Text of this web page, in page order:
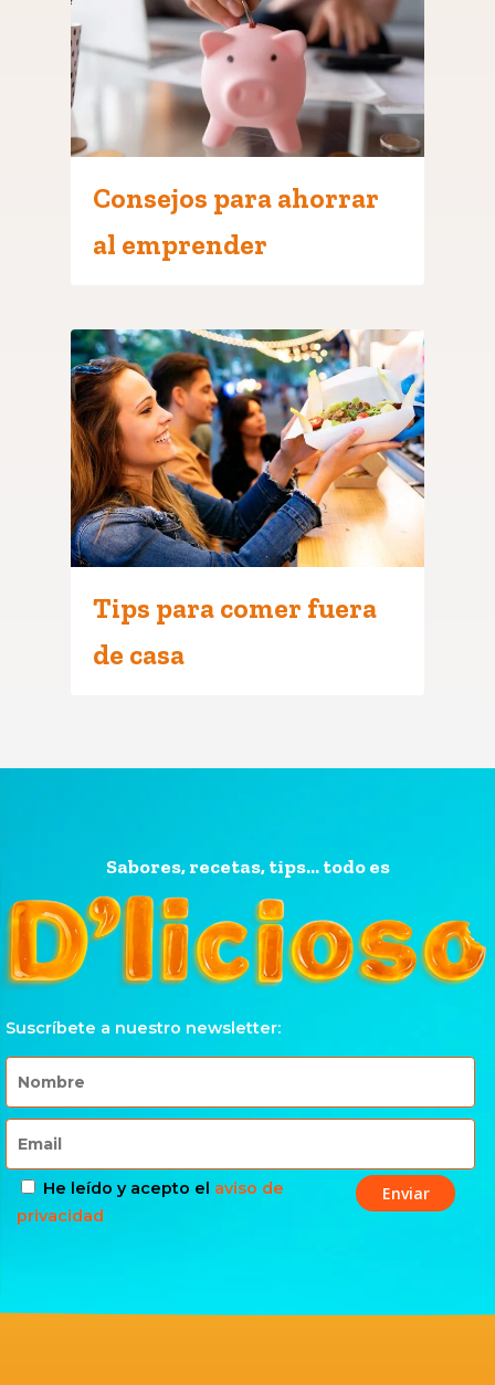
Consejos para ahorrar
al emprender
Tips para comer fuera
de casa
Sabores, recetas, tips... todo es
Suscríbete a nuestro newsletter:
He leído y acepto el aviso de
privacidad